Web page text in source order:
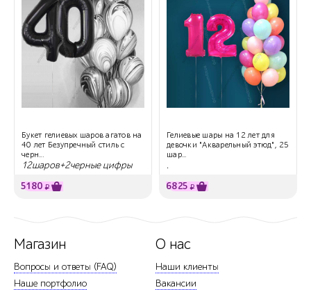
Букет гелиевых шаров агатов на
40 лет Безупречный стиль с
черн...
12шаров+2черные цифры
5180 ₽
Гелиевые шары на 12 лет для
девочки "Акварельный этюд", 25
шар...
.
6825 ₽
Магазин
Вопросы и ответы (FAQ)
Наше портфолио
О нас
Наши клиенты
Вакансии